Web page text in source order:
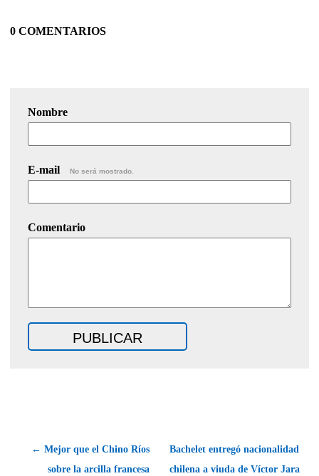
0 COMENTARIOS
Nombre
E-mail No será mostrado.
Comentario
← Mejor que el Chino Ríos
sobre la arcilla francesa
Bachelet entregó nacionalidad
chilena a viuda de Víctor Jara